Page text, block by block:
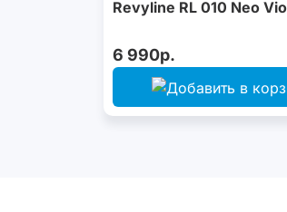
Revyline RL 010 Neo
6 990р.